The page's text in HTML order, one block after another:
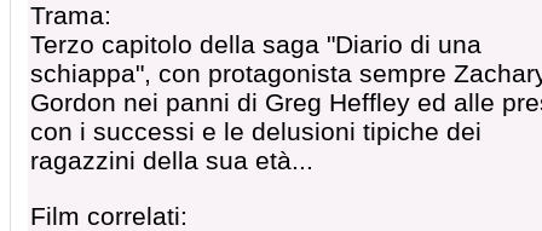
Trama:
Terzo capitolo della saga "Diario di una
schiappa", con protagonista sempre
Gordon nei panni di Greg Heffley ed alle
con i successi e le delusioni tipiche dei
ragazzini della sua età...
Film correlati: